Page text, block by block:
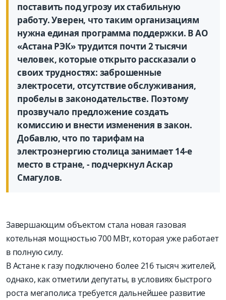
поставить под угрозу их стабильную
работу. Уверен, что таким организациям
нужна единая программа поддержки. В АО
«Астана РЭК» трудится почти 2 тысячи
человек, которые открыто рассказали о
своих трудностях: заброшенные
электросети, отсутствие обслуживания,
пробелы в законодательстве. Поэтому
прозвучало предложение создать
комиссию и внести изменения в закон.
Добавлю, что по тарифам на
электроэнергию столица занимает 14-е
место в стране, - подчеркнул Аскар
Смагулов.
Завершающим объектом стала новая газовая
котельная мощностью 700 МВт, которая уже работает
в полную силу.
В Астане к газу подключено более 216 тысяч жителей,
однако, как отметили депутаты, в условиях быстрого
роста мегаполиса требуется дальнейшее развитие